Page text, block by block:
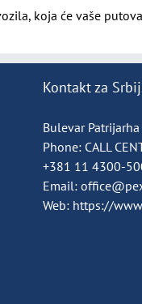
koja će vaše
Kontakt za
Bulevar
Phone: CALL
+381 11 4300-
Email:
Web: https://